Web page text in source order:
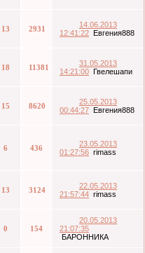
13
2931
14.06.2013
12:41:22 Евгения888
18
11381
31.05.2013
14:21:00 Гвелешапи
15 8620
25.05.2013
00:44:27 Евгения888
6 436
23.05.2013
01:27:56 rimass
13 3124
22.05.2013
21:57:44 rimass
0
154
20.05.2013
21:07:35
БАРОННИКА